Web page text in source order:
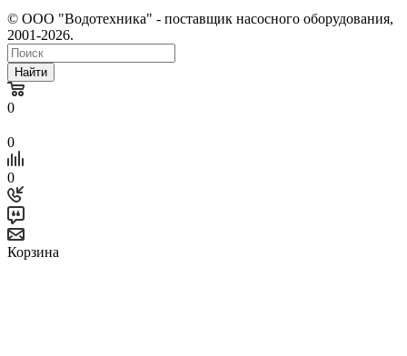
© ООО "Водотехника" - поставщик насосного оборудования,
2001-2026.
Найти
0
0
0
Корзина